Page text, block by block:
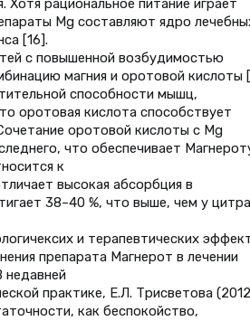
рациональное питание играет
Mg составляют ядро
[16].
с повышенной возбудимостью
магния и оротовой кислоты
способности мышц,
оротовая кислота способствует
оротовой кислоты с Mg
что обеспечивает
к
высокая абсорбция в
38–40 %, что выше, чем у
и терапевтических
препарата Магнерот в лечении
недавней
практике, Е.Л. Трисветова
как беспокойство,